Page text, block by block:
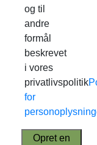
og til
andre
formål
beskrevet
i vores
privatlivspolitik
for
Opret en